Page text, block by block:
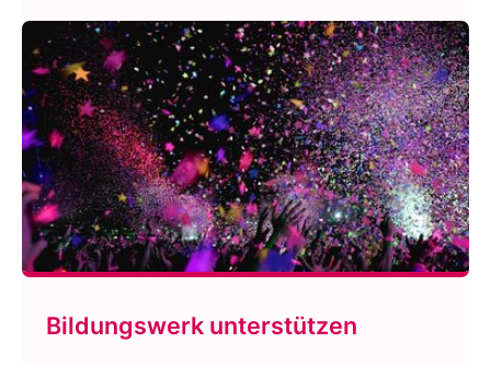
Bildungswerk unterstützen